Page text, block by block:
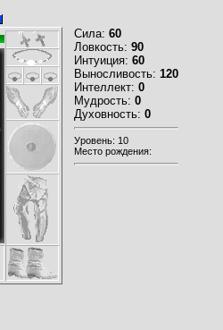
Сила: 60
Ловкость: 90
Интуиция: 60
Выносливость: 120
Интеллект: 0
Мудрость: 0
Духовность: 0
Уровень: 10
Место рождения: